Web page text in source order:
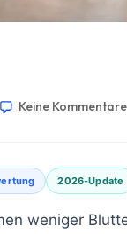
Keine Kommentare
2026-Update
weniger